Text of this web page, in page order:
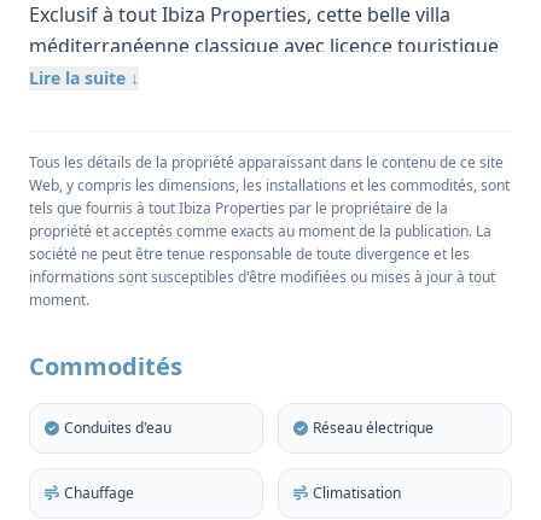
Exclusif à tout Ibiza Properties, cette belle villa
méditerranéenne classique avec licence touristique
complète bénéficie d'une vue élevée sur la mer et le
célèbre côte ouest d'Ibiza. Située sur un terrain privé
de 1 026 m2 et mesurant 301 m2, la propriété offre
cinq chambres doubles dont trois s'ouvrent sur des
terrasses extérieures, ainsi que trois salles de bains
et une salle d'eau pour les invités.
espace de vie ouvert comprend une cuisine
contemporaine équipée, une salle à manger et un
salon doté d'une cheminée chaleureuse. Cet espace
se prolonge par une charmante terrasse pour les
repas, située au milieu des jardins et surplombant la
Lire la suite ↓
Tous les détails de la propriété apparaissant dans le contenu de ce site
Web, y compris les dimensions, les installations et les commodités, sont
tels que fournis à tout Ibiza Properties par le propriétaire de la
propriété et acceptés comme exacts au moment de la publication. La
société ne peut être tenue responsable de toute divergence et les
informations sont susceptibles d'être modifiées ou mises à jour à tout
moment.
Commodités
Conduites d'eau Réseau électrique
Chauffage Climatisation